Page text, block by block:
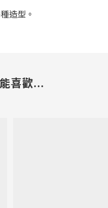
造型。
喜歡...